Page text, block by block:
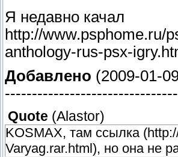
Я недавно качал
http://www.psphome.ru/
anthology-rus-psx-
Добавлено (2009-01-
Quote (Alastor)
KOSMAX, там ссылка
Varyag.rar.html), но она не